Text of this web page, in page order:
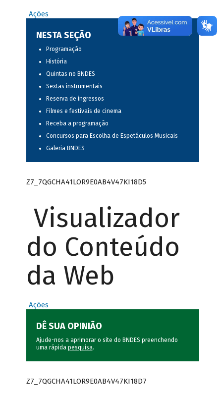
Ações
NESTA SEÇÃO
Programação
História
Quintas no BNDES
Sextas instrumentais
Reserva de ingressos
Filmes e festivais de cinema
Receba a programação
Concursos para Escolha de Espetáculos Musicais
Galeria BNDES
Z7_7QGCHA41LOR9E0AB4V47KI18D5
Visualizador
do Conteúdo
da Web
Ações
DÊ SUA OPINIÃO
Ajude-nos a aprimorar o site do BNDES preenchendo
uma rápida pesquisa.
Z7_7QGCHA41LOR9E0AB4V47KI18D7